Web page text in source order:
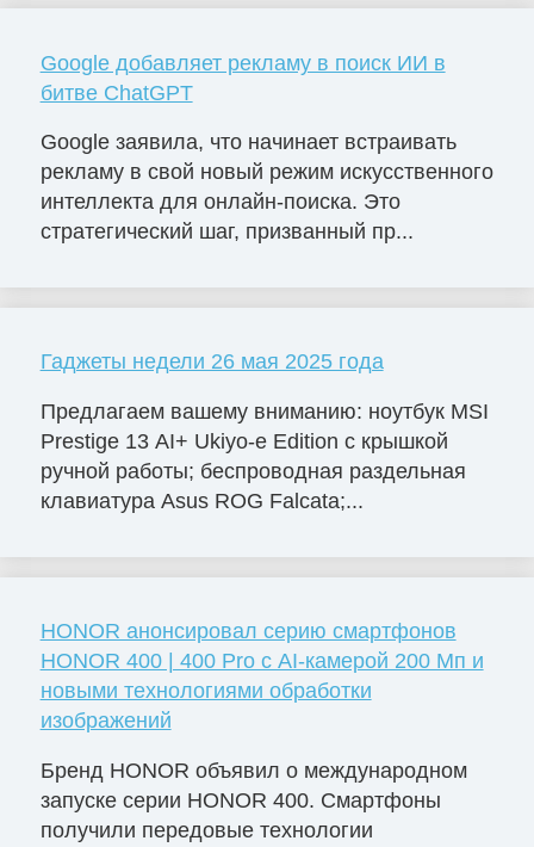
Google добавляет рекламу в поиск ИИ в
битве ChatGPT
Google заявила, что начинает встраивать
рекламу в свой новый режим искусственного
интеллекта для онлайн-поиска. Это
стратегический шаг, призванный пр...
Гаджеты недели 26 мая 2025 года
Предлагаем вашему вниманию: ноутбук MSI
Prestige 13 AI+ Ukiyo-e Edition с крышкой
ручной работы; беспроводная раздельная
клавиатура Asus ROG Falcata;...
HONOR анонсировал серию смартфонов
HONOR 400 | 400 Pro с AI-камерой 200 Мп и
новыми технологиями обработки
изображений
Бренд HONOR объявил о международном
запуске серии HONOR 400. Смартфоны
получили передовые технологии